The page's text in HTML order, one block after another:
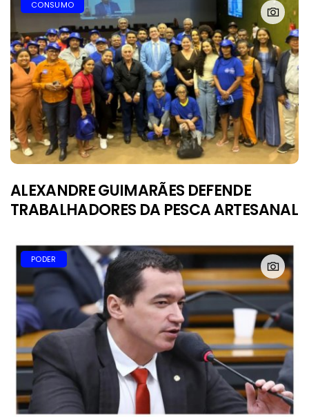
CONSUMO
ALEXANDRE GUIMARÃES DEFENDE
TRABALHADORES DA PESCA ARTESANAL
PODER